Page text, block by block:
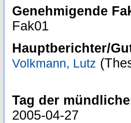
Genehmigende
Fak01
Hauptberichter/
Volkmann, Lutz
Tag der
2005-04-27